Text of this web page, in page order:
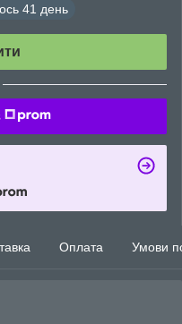
41 день
Оплата Умови